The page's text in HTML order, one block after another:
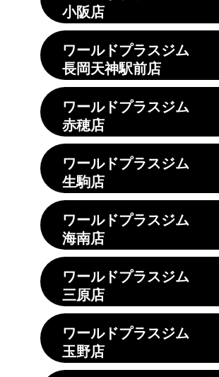
小阪店
ワールドプラスジム
長岡天神駅前店
ワールドプラスジム
赤穂店
ワールドプラスジム
生駒店
ワールドプラスジム
海南店
ワールドプラスジム
三原店
ワールドプラスジム
玉野店